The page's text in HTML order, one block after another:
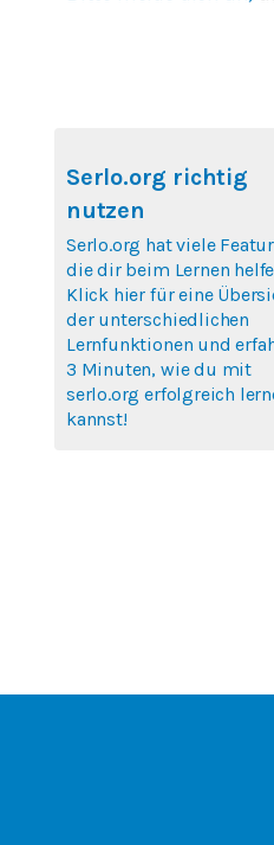
Serlo.org richtig
nutzen
Serlo.org hat viele
die dir beim Lernen
Klick hier für eine
der unterschiedlichen
Lernfunktionen und
3 Minuten, wie du mit
serlo.org erfolgreich
kannst!